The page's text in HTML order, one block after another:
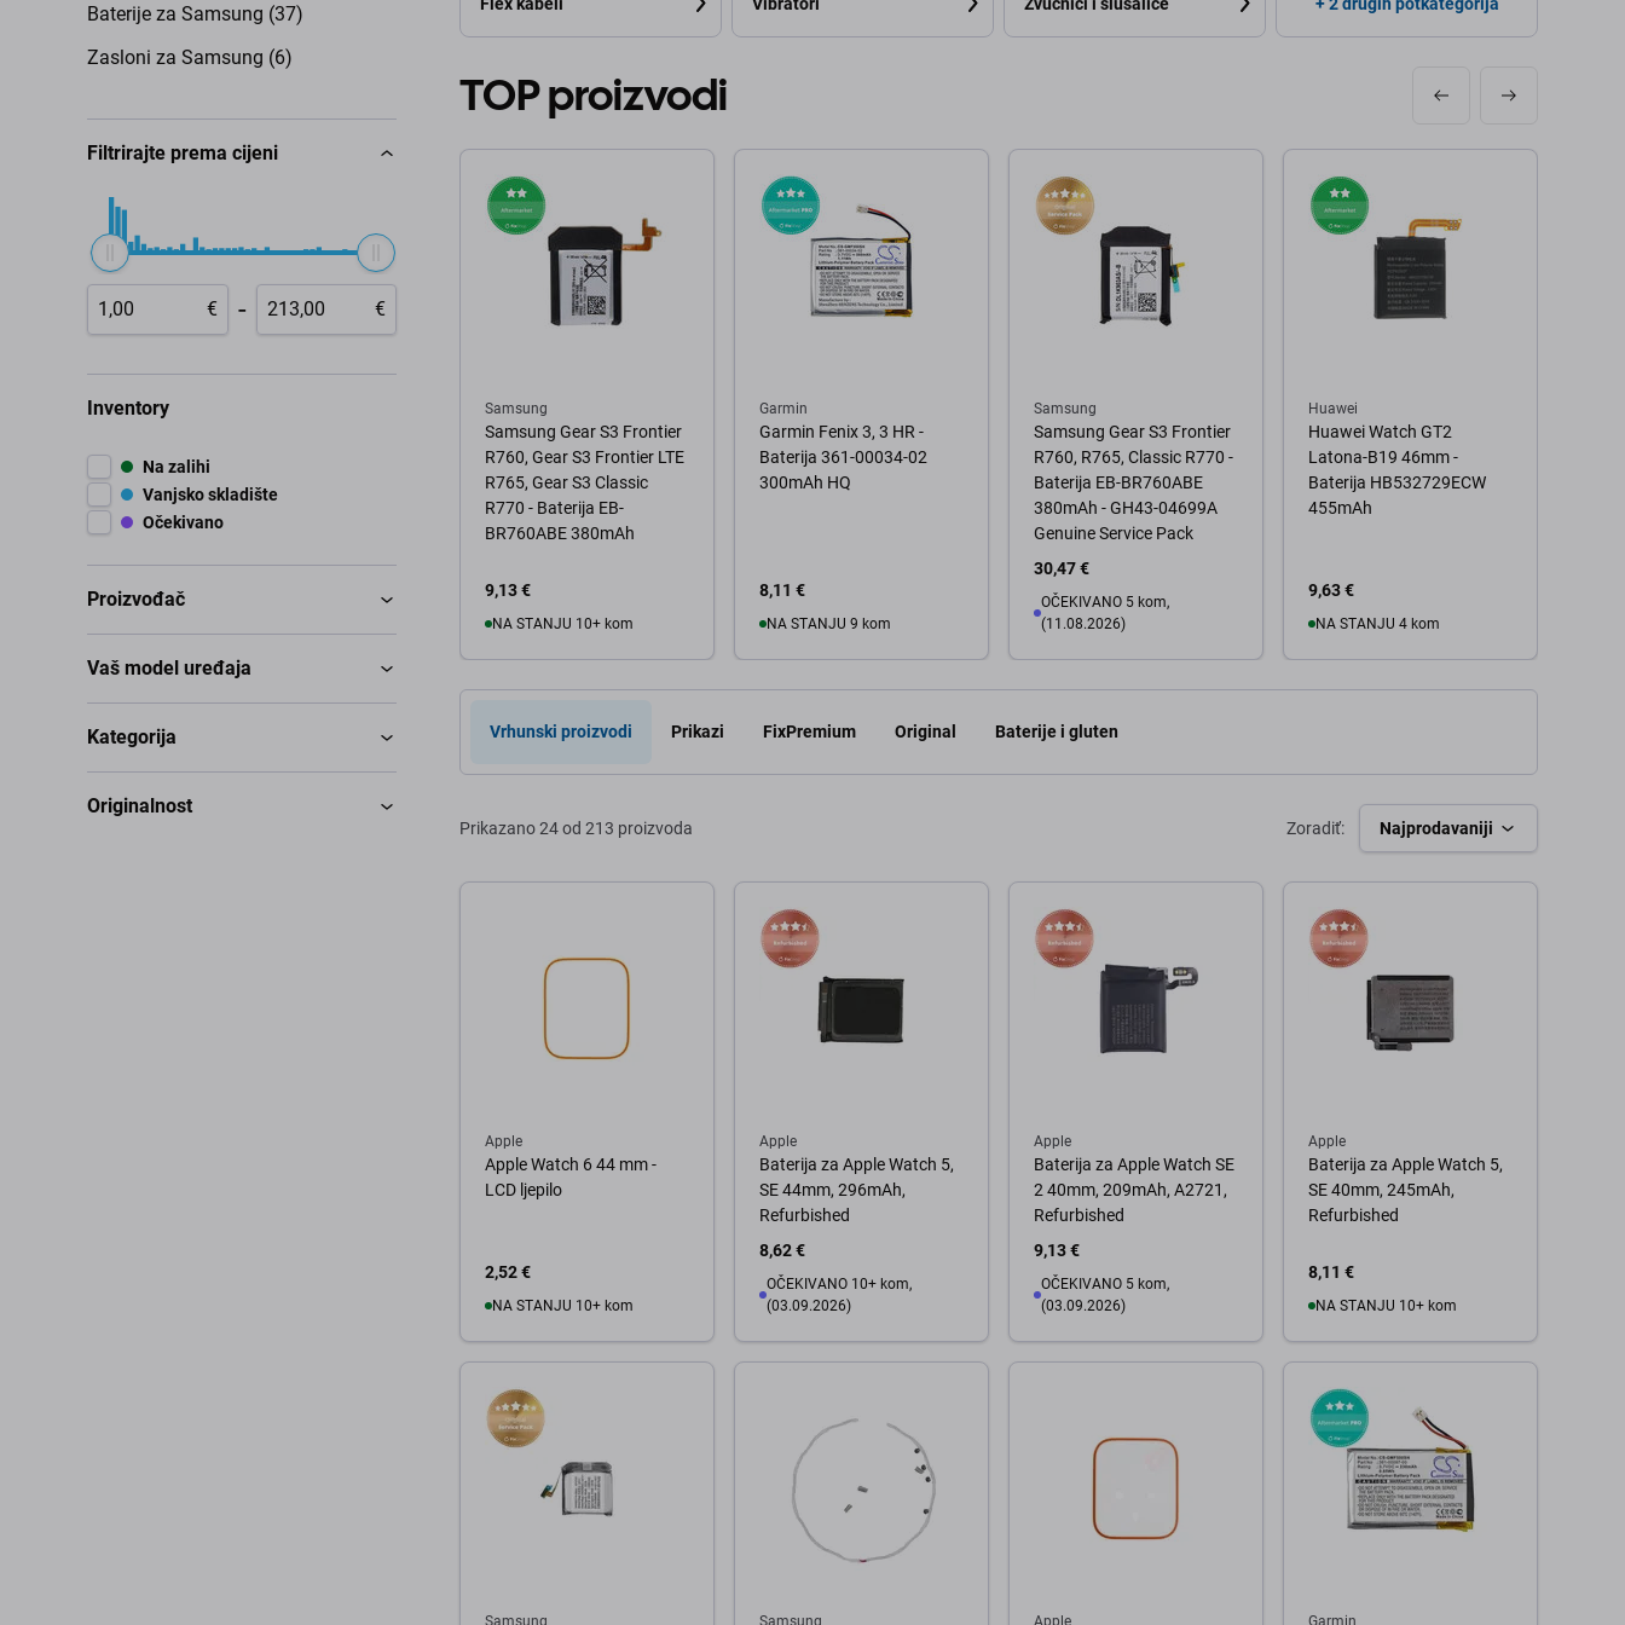
Baterije za Samsung (37)
Zasloni za Samsung (6)
Filtrirajte prema cijeni
€ - €
Inventory
Na zalihi
Vanjsko skladište
Očekivano
Proizvođač
Vaš model uređaja
Kategorija
Originalnost
TOP proizvodi
Samsung
Samsung Gear S3 Frontier
R760, Gear S3 Frontier LTE
R765, Gear S3 Classic
R770 - Baterija EB-
BR760ABE 380mAh
9,13 €
NA STANJU 10+ kom
U košaricu
Garmin
Garmin Fenix 3, 3 HR -
Baterija 361-00034-02
300mAh HQ
8,11 €
NA STANJU 9 kom
U košaricu
Samsung
Samsung Gear S3 Frontier
R760, R765, Classic R770 -
Baterija EB-BR760ABE
380mAh - GH43-04699A
Genuine Service Pack
30,47 €
OČEKIVANO 5 kom,
(11.08.2026)
U košaricu
Huawei
Huawei Watch GT2
Latona-B19 46mm -
Baterija HB532729ECW
455mAh
9,63 €
NA STANJU 4 kom
U košaricu
Vrhunski proizvodi Prikazi FixPremium Original Baterije i gluten
Prikazano24 od 213 proizvoda Zoradiť: Najprodavaniji
Apple
Apple Watch 6 44 mm -
LCD ljepilo
2,52 €
NA STANJU 10+ kom
Apple
Baterija za Apple Watch 5,
SE 44mm, 296mAh,
Refurbished
8,62 €
OČEKIVANO 10+ kom,
(03.09.2026)
Apple
Baterija za Apple Watch SE
2 40mm, 209mAh, A2721,
Refurbished
9,13 €
OČEKIVANO 5 kom,
(03.09.2026)
Apple
Baterija za Apple Watch 5,
SE 40mm, 245mAh,
Refurbished
8,11 €
NA STANJU 10+ kom
Samsung Samsung Apple Garmin